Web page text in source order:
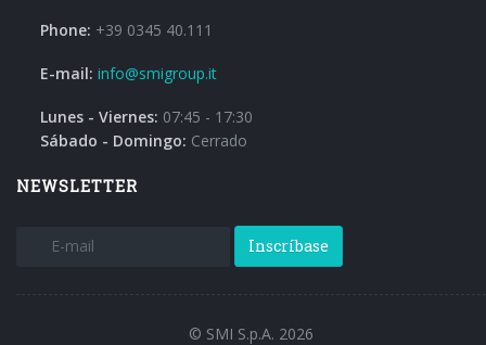
Phone: +39 0345 40.111
E-mail: info@smigroup.it
Lunes - Viernes: 07:45 - 17:30
Sábado - Domingo: Cerrado
NEWSLETTER
Inscríbase
© SMI S.p.A. 2026